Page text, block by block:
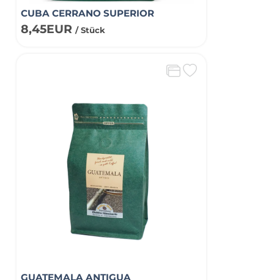
CUBA CERRANO SUPERIOR
8,45EUR/ Stück
GUATEMALA ANTIGUA